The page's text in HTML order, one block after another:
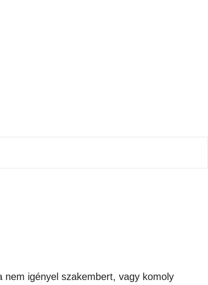
igényel szakembert, vagy komoly